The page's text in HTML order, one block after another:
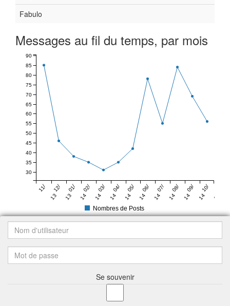
Fabulo
Messages au fil du temps, par mois
11/
13
12/
13
01/
14
02/
14
03/
14
04/
14
05/
14
06/
14
07/
14
08/
14
09/
14
10/
14
30
35
40
45
50
55
60
65
70
75
80
85
90
Nombres de Posts
Se souvenir